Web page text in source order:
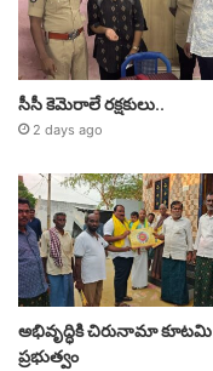
సీసీ కెమెరాలే రక్షకులు..
2 days ago
అభివృద్ధికి చిరునామా కూటమి
ప్రభుత్వం